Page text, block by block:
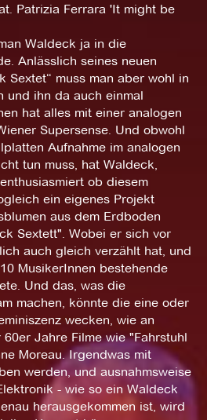
Patrizia Ferrara 'It might be
Waldeck ja in die
Anlässlich seines neuen
Sextet“ muss man aber wohl in
und ihn da auch einmal
hat alles mit einer analogen
Supersense. Und obwohl
Aufnahme im analogen
tun muss, hat Waldeck,
ob diesem
ein eigenes Projekt
aus dem Erdboden
Sextett". Wobei er sich vor
auch gleich verzählt hat, und
MusikerInnen bestehende
Und das, was die
machen, könnte die eine oder
wecken, wie an
Jahre Filme wie "Fahrstuhl
Moreau. Irgendwas mit
werden, und ausnahmsweise
- wie so ein Waldeck
herausgekommen ist, wird